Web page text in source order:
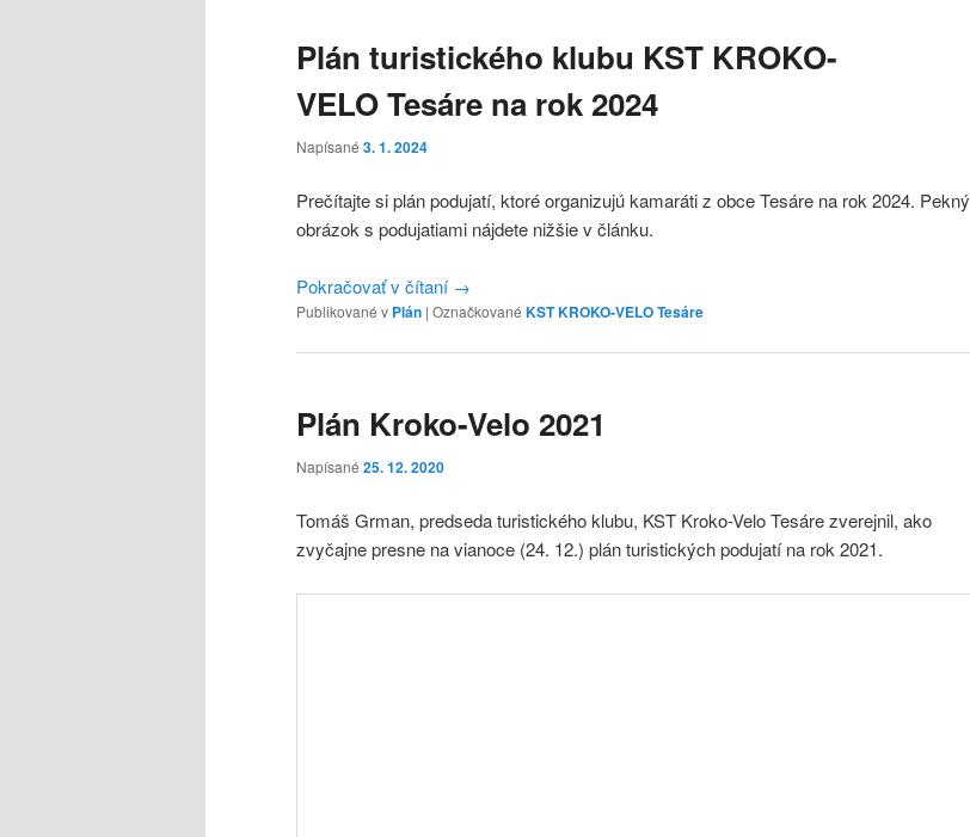
Plán turistického klubu KST KROKO-
VELO Tesáre na rok 2024
Napísané 3. 1. 2024
Prečítajte si plán podujatí, ktoré organizujú kamaráti z obce Tesáre na rok 2024. Pekný
obrázok s podujatiami nájdete nižšie v článku.
Pokračovať v čítaní →
Publikované v Plán | Označkované KST KROKO-VELO Tesáre
Plán Kroko-Velo 2021
Napísané 25. 12. 2020
Tomáš Grman, predseda turistického klubu, KST Kroko-Velo Tesáre zverejnil, ako
zvyčajne presne na vianoce (24. 12.) plán turistických podujatí na rok 2021.